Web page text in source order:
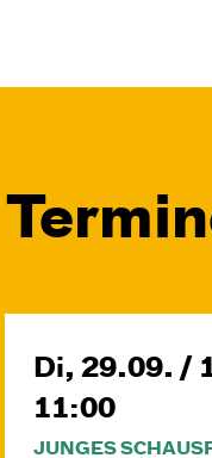
Di, 29.09. /
11:00
JUNGES